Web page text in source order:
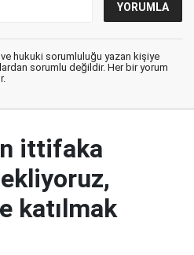
ve hukuki sorumluluğu yazan kişiye
sorumlu değildir. Her bir yorum
ittifaka
katılmak